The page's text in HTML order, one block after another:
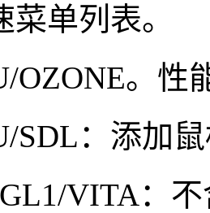
菜单列表。
。性
：添加鼠
VITA：不